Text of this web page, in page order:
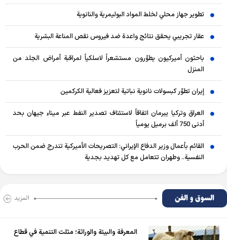
تطوير جهاز محلي لخلط المواد البوليمرية والنانوية
عقار تجريبي يحقق نتائج واعدة ضد فيروس نقص المناعة البشرية
باحثون أميركيون يطوّرون مستشعراً لاسلكياً لمراقبة أمراض الجلد من
المنزل
إيران تطوّر كبسولات نانوية نباتية لتعزيز فعالية الكركمين
العراق وتركيا يبرمان اتفاقاً لاستئناف تصدير النفط عبر ميناء جيهان بحد
أدنى 750 ألف برميل يومياً
القائم بأعمال وزير الدفاع الإيراني: التصريحات الأميركية تندرج ضمن الحرب
النفسية.. وطهران تتعامل مع كل تهديد بجدية
السوق و الفن المزید
المعرفة والبيئة والوراثة؛ مثلث التنمية في قطاع